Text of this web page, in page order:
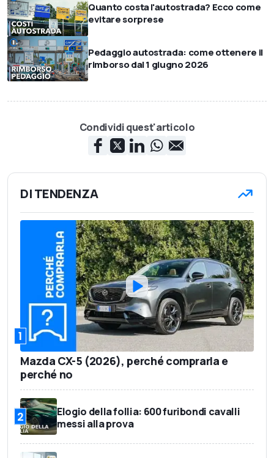
Quanto costa l'autostrada? Ecco come
evitare sorprese
Pedaggio autostrada: come ottenere il
rimborso dal 1 giugno 2026
Condividi quest'articolo
DI TENDENZA
1
Mazda CX-5 (2026), perché comprarla e
perché no
2
Elogio della follia: 600 furibondi cavalli
messi alla prova